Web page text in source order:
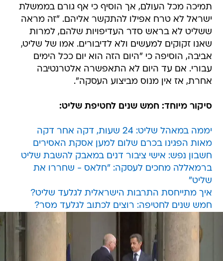
תמיכה מכל העולם, אך הוסיף כי אף גורם בממשלת
ישראל לא טרח אפילו להתקשר אליהם. "זה מראה
ששליט לא בראש סדר העדיפויות שלהם, למרות
שאנו זקוקים למעשים ולא לדיבורים. אמו של שליט,
אביבה, הוסיפה כי "היום הזה הוא יום ככל הימים
עבורי. אם עד היום לא התאפשרה אלטרנטיבה
אחרת, אז אין מנוס מביצוע העסקה".
סיקור מיוחד: חמש שנים לחטיפת שליט:
יממה במאהל שליט: 24 שעות, דקה אחר דקה
מאות הפגינו בכרם שלום למען אסקת האסירים
חשבון נפש: אישי ציבור דנים במאבק להשבת שליט
ברמאללה מחכים לעסקה: "חלאס - שחררו את
שליט"
איך מתייחסת התרבות הישראלית לגלעד שליט?
חמש שנים לחטיפה: רוצים לכתוב לגלעד מסר?